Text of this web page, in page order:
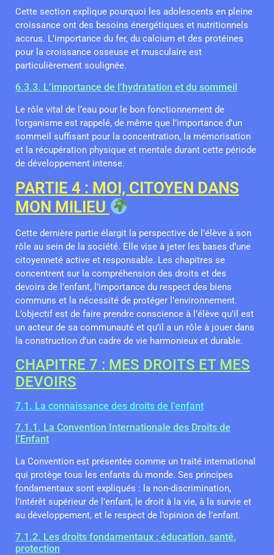
Cette section explique pourquoi les adolescents en pleine
croissance ont des besoins énergétiques et nutritionnels
accrus. L’importance du fer, du calcium et des protéines
pour la croissance osseuse et musculaire est
particulièrement soulignée.
6.3.3. L’importance de l’hydratation et du sommeil
Le rôle vital de l’eau pour le bon fonctionnement de
l’organisme est rappelé, de même que l’importance d’un
sommeil suffisant pour la concentration, la mémorisation
et la récupération physique et mentale durant cette période
de développement intense.
PARTIE 4 : MOI, CITOYEN DANS
MON MILIEU
Cette dernière partie élargit la perspective de l’élève à son
rôle au sein de la société. Elle vise à jeter les bases d’une
citoyenneté active et responsable. Les chapitres se
concentrent sur la compréhension des droits et des
devoirs de l’enfant, l’importance du respect des biens
communs et la nécessité de protéger l’environnement.
L’objectif est de faire prendre conscience à l’élève qu’il est
un acteur de sa communauté et qu’il a un rôle à jouer dans
la construction d’un cadre de vie harmonieux et durable.
CHAPITRE 7 : MES DROITS ET MES
DEVOIRS
7.1. La connaissance des droits de l’enfant
7.1.1. La Convention Internationale des Droits de
l’Enfant
La Convention est présentée comme un traité international
qui protège tous les enfants du monde. Ses principes
fondamentaux sont expliqués : la non-discrimination,
l’intérêt supérieur de l’enfant, le droit à la vie, à la survie et
au développement, et le respect de l’opinion de l’enfant.
7.1.2. Les droits fondamentaux : éducation, santé,
protection